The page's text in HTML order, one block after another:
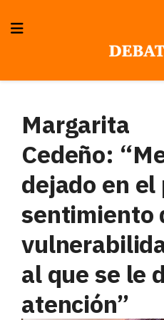
Margarita
Cedeño:
dejado en el
sentimiento
al que se le
atención”